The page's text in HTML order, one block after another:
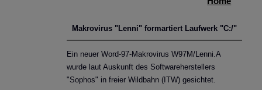
Corona-Warn-Apps im Fokus
Makrovirus "Lenni" formartiert Laufwerk "C:/"
Ein neuer Word-97-Makrovirus W97M/Lenni.A
wurde laut Auskunft des Softwareherstellers
"Sophos" in freier Wildbahn (ITW) gesichtet.